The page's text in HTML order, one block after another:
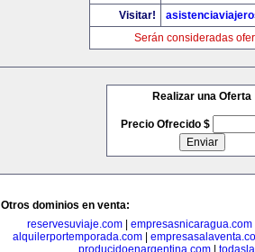
Visitar!
Serán consideradas
Realizar una Oferta
Precio Ofrecido $
Otros dominios en venta:
reservesuviaje.com| empresasnicaragua.com
alquilerportemporada.com
producidoenargentina.com